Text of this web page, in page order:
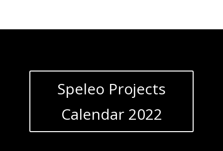
Speleo Projects
Calendar 2022